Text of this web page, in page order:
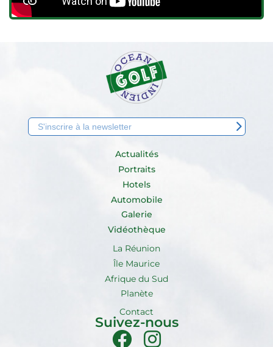
Actualités
Portraits
Hotels
Automobile
Galerie
Vidéothèque
La Réunion
Île Maurice
Afrique du Sud
Planète
Contact
Suivez-nous